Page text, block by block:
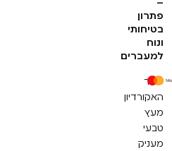
פתרון
בטיחותי
ונוח
למעברים
שער
האקורדיון
מעץ
טבעי
מעניק